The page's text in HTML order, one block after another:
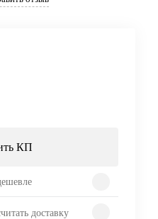
КП
доставку